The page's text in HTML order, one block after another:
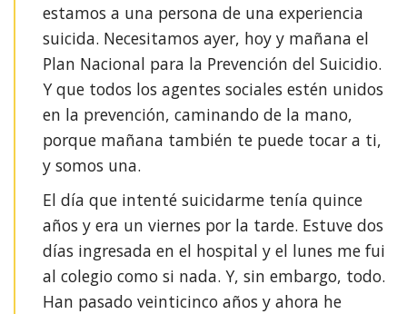
estamos a una persona de una experiencia
suicida. Necesitamos ayer, hoy y mañana el
Plan Nacional para la Prevención del Suicidio.
Y que todos los agentes sociales estén unidos
en la prevención, caminando de la mano,
porque mañana también te puede tocar a ti,
y somos una. ⁣
El día que intenté suicidarme tenía quince
años y era un viernes por la tarde. Estuve dos
días ingresada en el hospital y el lunes me fui
al colegio como si nada. Y, sin embargo, todo. ⁣
Han pasado veinticinco años y ahora he